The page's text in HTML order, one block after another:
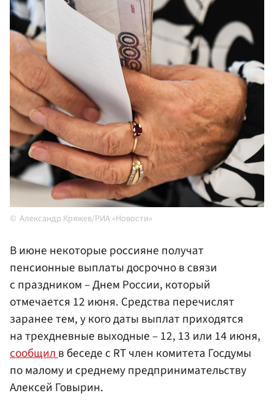
Александр Кряжев/РИА «Новости»
В июне некоторые россияне получат
пенсионные выплаты досрочно в связи
с праздником – Днем России, который
отмечается 12 июня. Средства перечислят
заранее тем, у кого даты выплат приходятся
на трехдневные выходные – 12, 13 или 14 июня,
сообщилв беседе с RT член комитета Госдумы
по малому и среднему предпринимательству
Алексей Говырин.